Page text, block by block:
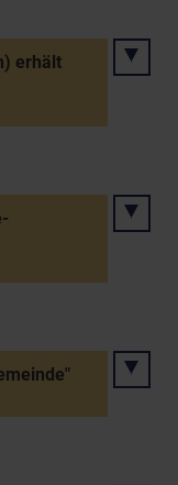
erhält